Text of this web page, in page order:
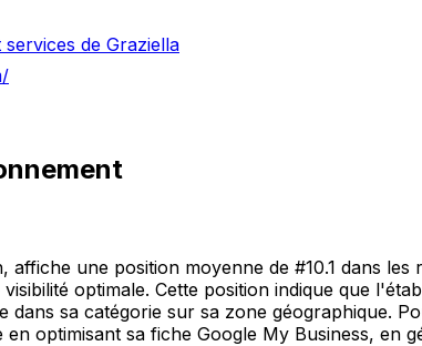
de Graziella
une position moyenne de #10.1 dans
optimale. Cette position indique que
sa catégorie sur sa zone géographique.
optimisant sa fiche Google My Business, en